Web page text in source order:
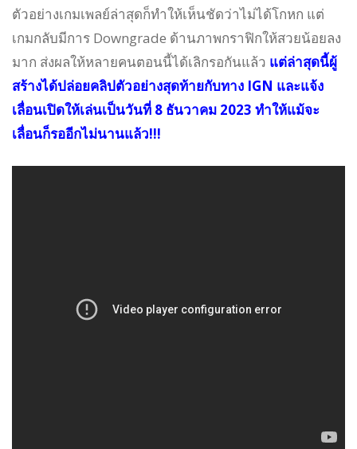
ตัวอย่างเกมเพลย์ล่าสุดก็ทำให้เห็นชัดว่าไม่ได้โกหก แต่
เกมกลับมีการ Downgrade ด้านภาพกราฟิกให้สวยน้อยลง
มาก ส่งผลให้หลายคนตอนนี้ได้เลิกรอกันแล้ว แต่ล่าสุดนี้ผู้
สร้างได้ปล่อยคลิปตัวอย่างสุดท้ายกับทาง IGN และแจ้ง
เลื่อนเปิดให้เล่นเป็นวันที่ 8 ธันวาคม 2023 ทำให้แม้จะ
เลื่อนก็รออีกไม่นานแล้ว!!!